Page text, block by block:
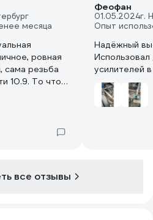
месяца
ровная
сама резьба
10.9. То что
то ничего
колёсные
Феофан
01.05.2024г.
Опыт
Надёжный
Использовал
усилителей
все отзывы